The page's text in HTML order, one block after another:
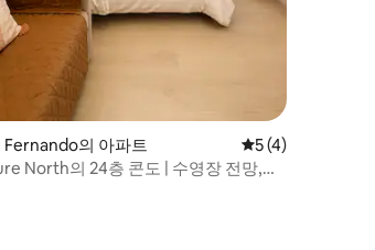
점), 후기 48개
Fernando의 아파트 평점 5점(5점 만
5 (4)
North의 24층 콘도 | 수영장 전망,